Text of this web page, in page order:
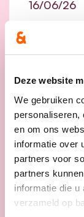
Deze website
We gebruiken
personaliseren,
en om ons
informatie over
partners voor
partners
informatie die u
verzameld op
cd&v
voor
16/06/26
onze
valt heel
het van
erkenning
ook